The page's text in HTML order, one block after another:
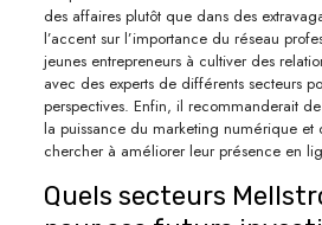
des affaires plutôt que dans des
l’accent sur l’importance du réseau
jeunes entrepreneurs à cultiver des
avec des experts de différents secteurs
perspectives. Enfin, il recommanderait
la puissance du marketing numérique et
chercher à améliorer leur présence en
Quels secteurs